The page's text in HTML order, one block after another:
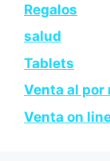
Regalos
salud
Tablets
Venta al por
Venta on